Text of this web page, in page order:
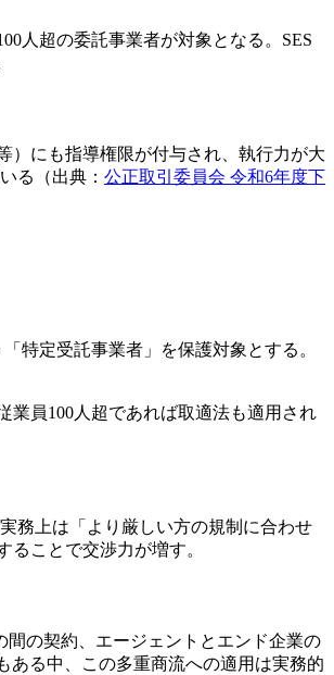
人超の委託事業者が対象となる。SES
）にも指導権限が付与され、執行力が大
る（出典： 公正取引委員会 令和6年度下
特定受託事業者」を保護対象とする。
業員100人超であれば取適法も適用され
務上は「より厳しい方の規制に合わせ
ことで交渉力が増す。
の契約、エージェントとエンド企業の
ある中、この多重商流への適用は実務的